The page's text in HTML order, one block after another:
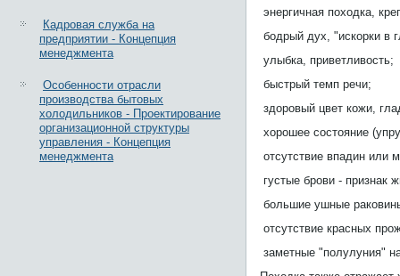
Кадровая служба на
предприятии - Концепция
менеджмента
Особенности отрасли
производства бытовых
холодильников - Проектирование
организационной структуры
управления - Концепция
менеджмента
энергичная походка,
бодрый дух, "искорки в
­ улыбка, приветливость;
­ быстрый темп речи;
здоровый цвет кожи,
хорошее состояние
отсутствие впадин или
густые брови - признак
большие ушные
отсутствие красных
заметные "полулуния"